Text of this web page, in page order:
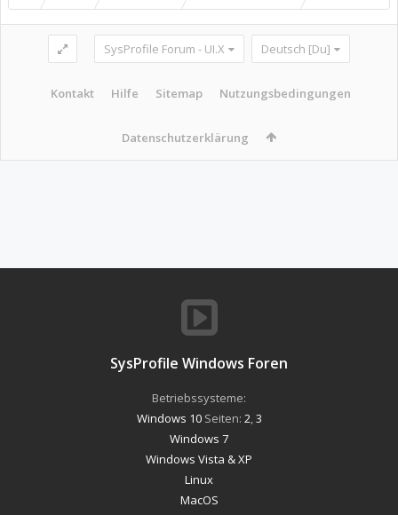
SysProfile Forum - UI.X Deutsch [Du]
Kontakt Hilfe Sitemap Nutzungsbedingungen
Datenschutzerklärung
SysProfile Windows Foren
Betriebssysteme:
Windows 10Seiten: 2 3
Windows 7
Windows Vista & XP
Linux
MacOS